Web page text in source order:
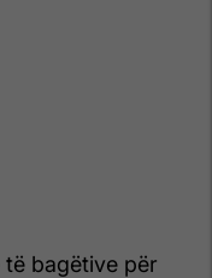
bagëtive për